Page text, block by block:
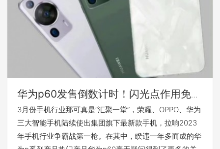
华为p60发售倒数计时！闪光点作用免费
观看
3月份手机行业那可真是“汇聚一堂”，荣耀、OPPO、华为
三大智能手机陆续使出集团旗下最新款手机，拉响2023
年手机行业争霸战第一枪。在其中，睽违一年多而成的华